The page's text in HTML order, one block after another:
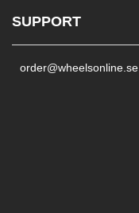
SUPPORT
order@wheelsonline.se